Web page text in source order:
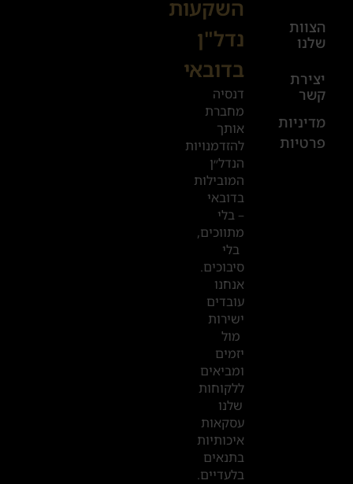
הצוות
שלנו
יצירת
קשר
מדיניות
פרטיות
08:00-
17:00
+972
52
601
2019
המשרדים
שלנו
בדובאי
השקעות
נדל"ן
בדובאי
דנסיה
מחברת
אותך
להזדמנויות
הנדל״ן
המובילות
בדובאי
– בלי
מתווכים,
בלי
סיבוכים.
אנחנו
עובדים
ישירות
מול
יזמים
ומביאים
ללקוחות
שלנו
עסקאות
איכותיות
בתנאים
בלעדיים.